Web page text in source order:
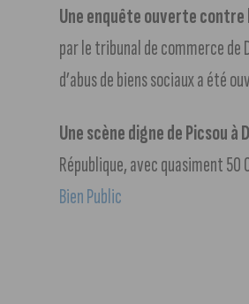
Une enquête ouverte contre
par le tribunal de commerce
d’abus de biens sociaux a été
Une scène digne de Picsou
République, avec quasiment
Bien Public